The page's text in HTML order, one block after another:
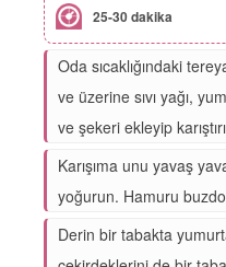
25-30 dakika
Oda sıcaklığındaki
ve üzerine sıvı yağı,
ve şekeri ekleyip
Karışıma unu yavaş
yoğurun. Hamuru
Derin bir tabakta